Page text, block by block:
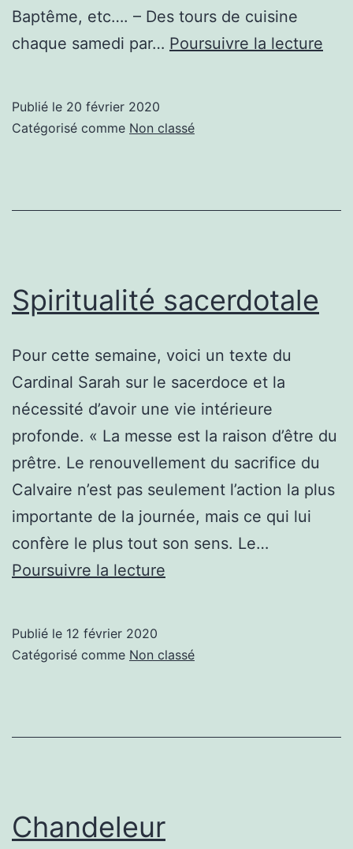
Baptême, etc…. – Des tours de cuisine
chaque samedi par… Poursuivre la lecture
Publié le 20 février 2020
Catégorisé comme Non classé
Spiritualité sacerdotale
Pour cette semaine, voici un texte du
Cardinal Sarah sur le sacerdoce et la
nécessité d’avoir une vie intérieure
profonde. « La messe est la raison d’être du
prêtre. Le renouvellement du sacrifice du
Calvaire n’est pas seulement l’action la plus
importante de la journée, mais ce qui lui
confère le plus tout son sens. Le…
Poursuivre la lecture
Publié le 12 février 2020
Catégorisé comme Non classé
Chandeleur